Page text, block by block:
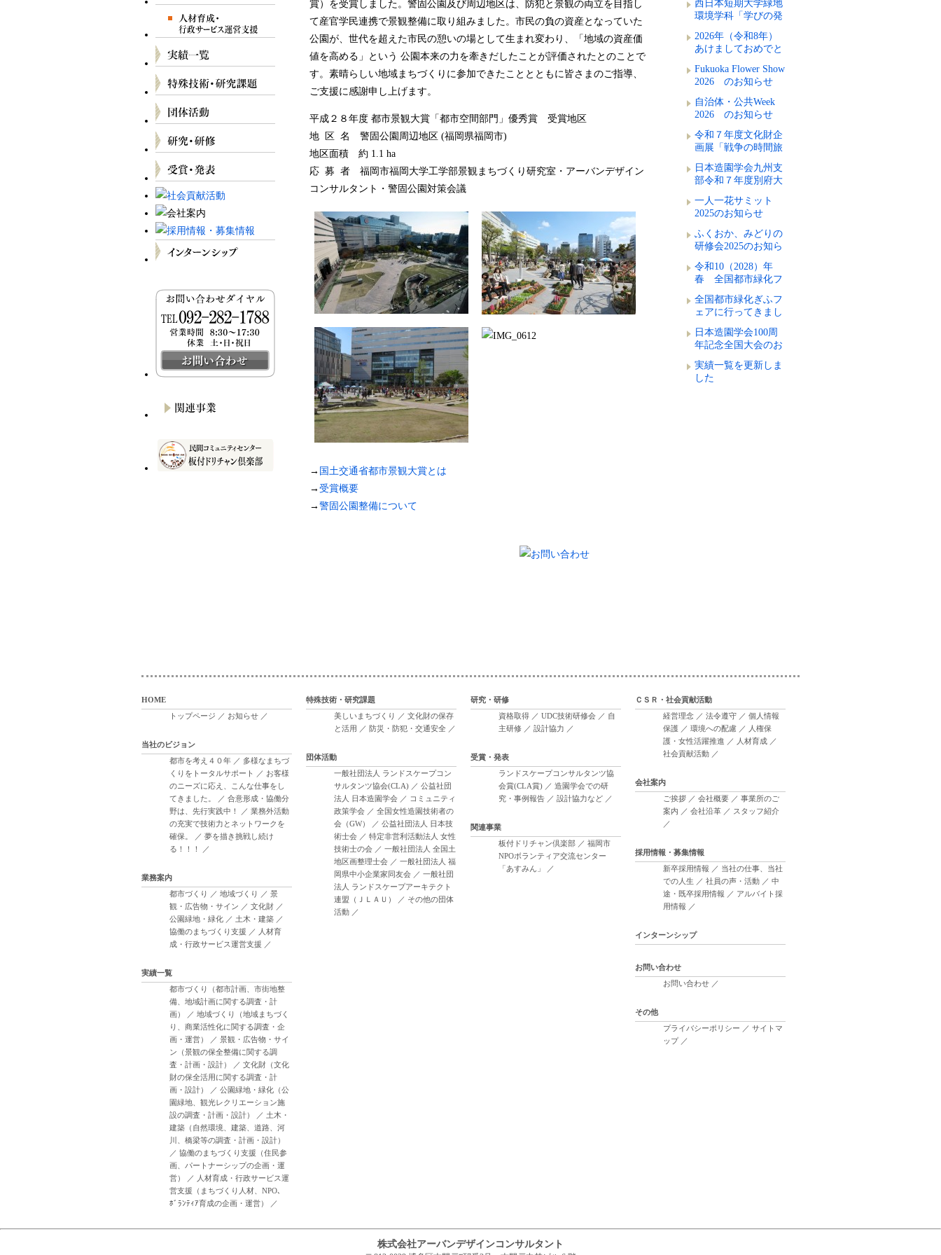
賞）を受賞しました。警固公園及び周辺地区は、防犯と景観の両立を目指し
て産官学民連携で景観整備に取り組みました。市民の負の資産となっていた
公園が、世代を超えた市民の憩いの場として生まれ変わり、「地域の資産価
値を高める」という 公園本来の力を牽きだしたことが評価されたとのことで
す。素晴らしい地域まちづくりに参加できたこととともに皆さまのご指導、
ご支援に感謝申し上げます。
平成２８年度 都市景観大賞「都市空間部門」優秀賞 受賞地区
地 区 名 警固公園周辺地区 (福岡県福岡市)
地区面積 約 1.1 ha
応 募 者 福岡市福岡大学工学部景観まちづくり研究室・アーバンデザイン
コンサルタント・警固公園対策会議
→ 国土交通省都市景観大賞とは
→ 受賞概要
→ 警固公園整備について
西日本短期大学緑地
環境学科「学びの発
せ
2026年（令和8年）
あけましておめでと
Fukuoka Flower Show
2026 のお知らせ
自治体・公共Week
2026 のお知らせ
令和７年度文化財企
画展「戦争の時間旅
of War-」のお知らせ
日本造園学会九州支
部令和７年度別府大
一人一花サミット
2025のお知らせ
ふくおか、みどりの
研修会2025のお知ら
令和10（2028）年
春 全国都市緑化フ
全国都市緑化ぎふフ
ェアに行ってきまし
日本造園学会100周
年記念全国大会のお
実績一覧を更新しま
した
HOME
トップページ ／ お知らせ ／
当社のビジョン
都市を考え４０年 ／ 多様なまちづ
くりをトータルサポート
／ お客様
のニーズに応え、こんな仕事をし
てきました。
／ 合意形成・協働分
野は、先行実践中！
／ 業務外活動
の充実で技術力とネットワークを
確保。
／ 夢を描き挑戦し続け
る！！！
／
業務案内
都市づくり
／ 地域づくり ／ 景
観・広告物・サイン ／ 文化財 ／
公園緑地・緑化 ／ 土木・建築 ／
協働のまちづくり支援 ／
人材育
成・行政サービス運営支援 ／
実績一覧
都市づくり（都市計画、市街地整
備、地域計画に関する調査・計
画）
／ 地域づくり（地域まちづく
り、商業活性化に関する調査・企
画・運営）
／ 景観・広告物・サイ
ン（景観の保全整備に関する調
査・計画・設計）
／ 文化財（文化
財の保全活用に関する調査・計
画・設計）
／ 公園緑地・緑化（公
園緑地、観光レクリエーション施
設の調査・計画・設計）
／ 土木・
建築（自然環境、建築、道路、河
川、橋梁等の調査・計画・設計）
／ 協働のまちづくり支援（住民参
画、パートナーシップの企画・運
営）
／
人材育成・行政サービス運
営支援（まちづくり人材、NPO、
ﾎﾞﾗﾝﾃｨｱ育成の企画・運営）
／
特殊技術・研究課題
美しいまちづくり
／ 文化財の保存
と活用
／ 防災・防犯・交通安全 ／
団体活動
一般社団法人 ランドスケープコン
サルタンツ協会(CLA) ／ 公益社団
法人 日本造園学会 ／ コミュニティ
政策学会 ／ 全国女性造園技術者の
会（GW）
／ 公益社団法人 日本技
術士会 ／ 特定非営利活動法人 女性
技術士の会 ／ 一般社団法人 全国土
地区画整理士会 ／ 一般社団法人 福
岡県中小企業家同友会 ／ 一般社団
法人 ランドスケープアーキテクト
連盟（ＪＬＡＵ）
／ その他の団体
活動 ／
研究・研修
資格取得 ／ UDC技術研修会 ／ 自
主研修 ／ 設計協力 ／
受賞・発表
ランドスケープコンサルタンツ協
会賞(CLA賞) ／ 造園学会での研
究・事例報告 ／ 設計協力など ／
関連事業
板付ドリチャン倶楽部 ／ 福岡市
NPOボランティア交流センター
「あすみん」
／
ＣＳＲ・社会貢献活動
経営理念 ／ 法令遵守 ／ 個人情報
保護
／ 環境への配慮 ／
人権保
護・女性活躍推進 ／ 人材育成 ／
社会貢献活動 ／
会社案内
ご挨拶 ／ 会社概要 ／ 事業所のご
案内 ／ 会社沿革 ／ スタッフ紹介
／
採用情報・募集情報
新卒採用情報 ／ 当社の仕事、当社
での人生 ／ 社員の声・活動 ／ 中
途・既卒採用情報 ／ アルバイト採
用情報 ／
インターンシップ
お問い合わせ
お問い合わせ ／
その他
プライバシーポリシー ／ サイトマ
ップ ／
株式会社アーバンデザインコンサルタント